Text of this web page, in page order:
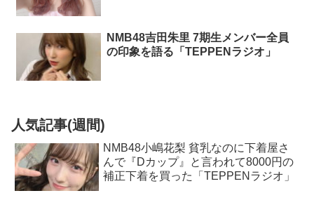
NMB48吉田朱里 7期生メンバー全員
の印象を語る「TEPPENラジオ」
人気記事(週間)
NMB48小嶋花梨 貧乳なのに下着屋さ
んで『Dカップ』と言われて8000円の
補正下着を買った「TEPPENラジオ」